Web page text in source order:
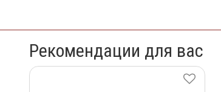
Рекомендации для вас